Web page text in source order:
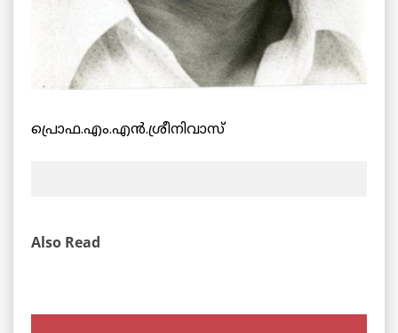
പ്രൊഫ.എം.എൻ.ശ്രീനിവാസ്
Also Read